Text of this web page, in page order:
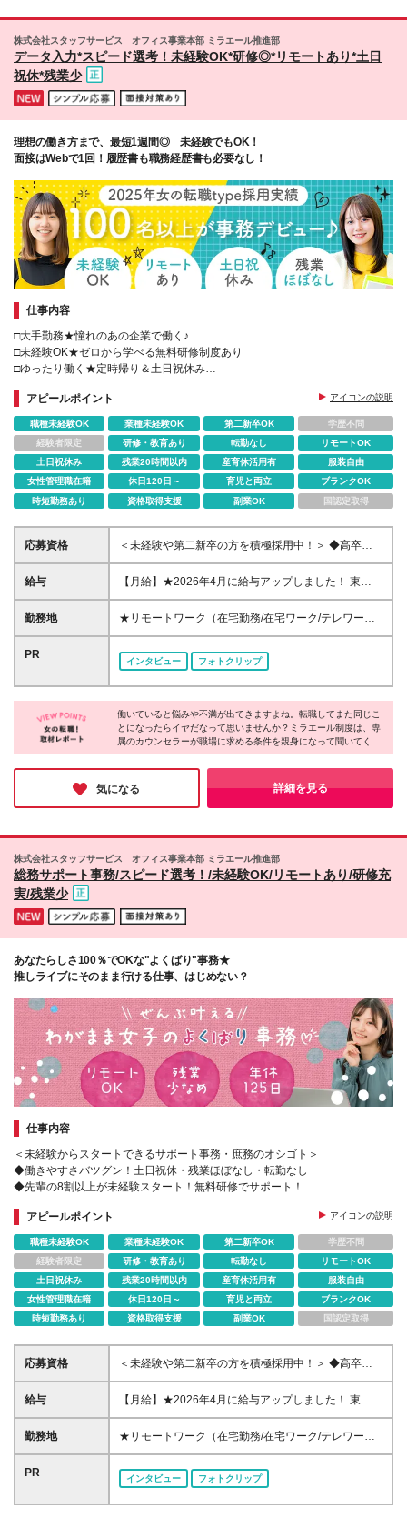
田・淀屋橋・本町・難波 など 兵庫県……神戸市メ
イン・三ノ宮 など 福岡県……博多・天神 など
株式会社スタッフサービス オフィス事業本部 ミラエール推進部
データ入力*スピード選考！未経験OK*研修◎*リモートあり*土日
祝休*残業少
理想の働き方まで、最短1週間◎ 未経験でもOK！
面接はWebで1回！履歴書も職務経歴書も必要なし！
仕事内容
□大手勤務★憧れのあの企業で働く♪
□未経験OK★ゼロから学べる無料研修制度あり
□ゆったり働く★定時帰り＆土日祝休み
□Web面接1回★スピード選考！
アピールポイント アイコンの説明
職種未経験OK 業種未経験OK 第二新卒OK
学歴不問
経験者限定
研修・教育あり 転勤なし
リモートOK
土日祝休み
残業20時間以内 産育休活用有
服装自由
女性管理職在籍
休日120日～ 育児と両立
ブランクOK
時短勤務あり
資格取得支援 副業OK 国認定取得
応募資格
＜未経験や第二新卒の方を積極採用中！＞ ◆高卒以
上 ◆事務経験・社会人経験がない方大歓迎 ◆初めて
の転職・第二新卒の方大歓迎 ◆転職回数不問 ◆20代
は、今までのスキルや経験より 「やってみたい！」
という気持ちを大切にしています！
給与
【月給】★2026年4月に給与アップしました！ 東
京 21万0000円～ 神奈川 20万2000円～ 大阪/埼玉 19
万7000円～ 千葉 19万6000円～ 愛知 19万2000円～
～ 栃木 18万2500円～ 滋賀/群馬 18万1500円～ 三
岡山 17万6000円～ 香川 17万5000円～ 北海道 17万
4000円～ 新潟 17万3500円～ 福島 16万9500円～ 山
口/愛媛 16万8500円～ 熊本 16万5500円～ 長崎 16万
同様) 勤務エリア/東京・神奈川・千葉・埼玉・名古
屋・大阪・京都・兵庫 ・札幌・仙台・静岡・福岡 試
勤務地
★リモートワーク（在宅勤務/在宅ワーク/テレワー
ク）もOK 東京都内（渋谷、六本木、丸の内、新宿、
恵比寿、池袋、品川、秋葉原など）、神奈川、千葉、
埼玉、北海道、仙台、福島、新潟、栃木、群馬、つく
ば、長野、富山、静岡、名古屋、金沢、岐阜、三重、
滋賀、京都、大阪、神戸、奈良、広島、岡山、香川、
愛媛、山口、福岡、熊本、長崎、鹿児島の当社取引先
企業での勤務 ◆大手企業で働くチャンス！ ◆転勤な
し/自宅から通える範囲で希望を考慮して決定 ◆キレ
エリアも♪ ※配属先によって異なります 【勤務地エリ
アの一例】 東京都……23区内メイン 神奈川県……横
田・淀屋橋・本町・難波 など 兵庫県……神戸市メ
イン・三ノ宮 など 福岡県……博多・天神 など
PR
インタビュー フォトクリップ
働いていると悩みや不満が出てきますよね。転職してまた同じこ
とになったらイヤだなって思いませんか？ミラエール制度は、専
属のカウンセラーが職場に求める条件を親身になって聞いてくれ
るみたい！入社してからじゃないとわからないことに悩まされる
心配もなくなりそうですね。女性が長く働くために必要な要素が
詰まった会社だと感じました！
気になる 詳細を見る
株式会社スタッフサービス オフィス事業本部 ミラエール推進部
総務サポート事務/スピード選考！/未経験OK/リモートあり/研修充
実/残業少
あなたらしさ100％でOKな"よくばり"事務★
推しライブにそのまま行ける仕事、はじめない？
仕事内容
＜未経験からスタートできるサポート事務・庶務のオシゴト＞
◆働きやすさバツグン！土日祝休・残業ほぼなし・転勤なし
◆先輩の8割以上が未経験スタート！無料研修でサポート！
アピールポイント
アイコンの説明
職種未経験OK 業種未経験OK 第二新卒OK
学歴不問
経験者限定
研修・教育あり 転勤なし
リモートOK
土日祝休み
残業20時間以内 産育休活用有
服装自由
女性管理職在籍
休日120日～ 育児と両立
ブランクOK
時短勤務あり
資格取得支援 副業OK 国認定取得
応募資格
＜未経験や第二新卒の方を積極採用中！＞ ◆高卒以
上 ◆事務経験・社会人経験がない方大歓迎 ◆初めて
の転職の方大歓迎 ◆転職回数不問 ◆20代30代活躍
ャリアカウンセラーなどサポート体制◎ 私たちは今
までのスキルや経験よりあなたの「やってみたい」を
給与
【月給】★2026年4月に給与アップしました！ 東
京 21万0000円～ 神奈川 20万2000円～ 大阪/埼玉 19
万7000円～ 千葉 19万6000円～ 愛知 19万2000円～
～ 栃木 18万2500円～ 滋賀/群馬 18万1500円～ 三
勤務地
★リモートワーク（在宅勤務/在宅ワーク/テレワー
ク）もOK 東京都内（渋谷、六本木、丸の内、新宿、
恵比寿、池袋、品川、秋葉原など）、神奈川、千葉、
埼玉、北海道、仙台、福島、新潟、栃木、群馬、つく
ば、長野、富山、静岡、名古屋、金沢、岐阜、三重、
PR
インタビュー フォトクリップ